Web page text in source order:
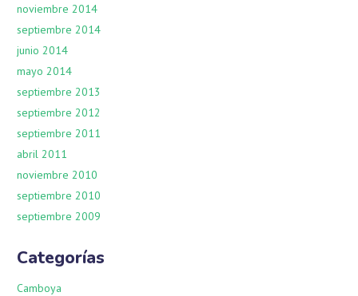
noviembre 2014
septiembre 2014
junio 2014
mayo 2014
septiembre 2013
septiembre 2012
septiembre 2011
abril 2011
noviembre 2010
septiembre 2010
septiembre 2009
Categorías
Camboya